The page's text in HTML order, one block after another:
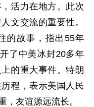
活力在地方。此次
文交流的重要性。
的故事，指出55年
了中美冰封20多年
的重大事件。特朗
程，表示美国人民
，友谊源远流长。